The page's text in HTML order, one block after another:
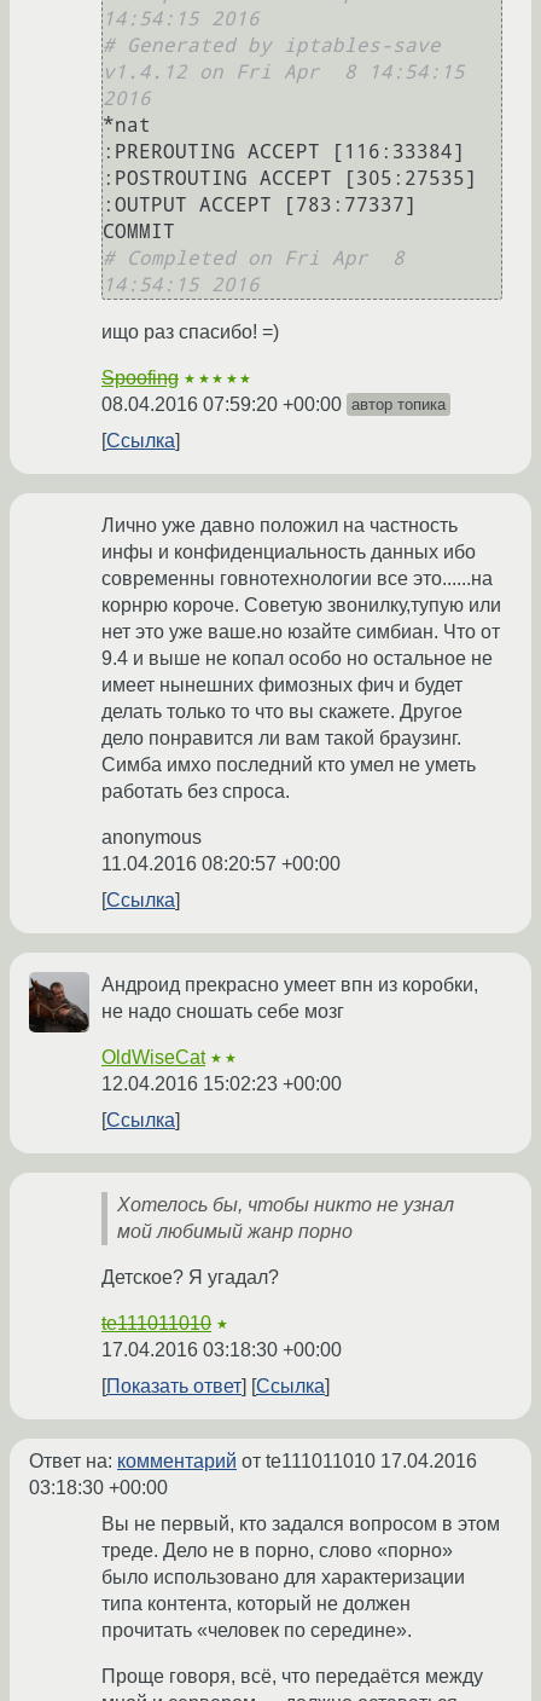
14:54:15 2016
# Generated by iptables-save
v1.4.12 on Fri Apr  8 14:54:15
2016
*nat
:PREROUTING ACCEPT [116:33384]
:POSTROUTING ACCEPT [305:27535]
:OUTPUT ACCEPT [783:77337]
# Completed on Fri Apr  8
14:54:15 2016
ищо раз спасибо! =)
Spoofing ★★★★★
08.04.2016 07:59:20 +00:00 автор топика
Ссылка
Лично уже давно положил на частность
инфы и конфиденциальность данных ибо
современны говнотехнологии все это......на
корнрю короче. Советую звонилку,тупую или
нет это уже ваше.но юзайте симбиан. Что от
9.4 и выше не копал особо но остальное не
имеет нынешних фимозных фич и будет
делать только то что вы скажете. Другое
дело понравится ли вам такой браузинг.
Симба имхо последний кто умел не уметь
работать без спроса.
anonymous
11.04.2016 08:20:57 +00:00
Ссылка
Андроид прекрасно умеет впн из коробки,
не надо сношать себе мозг
OldWiseCat ★★
12.04.2016 15:02:23 +00:00
Ссылка
Хотелось бы, чтобы никто не узнал
мой любимый жанр порно
Детское? Я угадал?
te111011010 ★
17.04.2016 03:18:30 +00:00
Показать ответ
Ссылка
Ответ на: комментарий от te111011010 17.04.2016
03:18:30 +00:00
Вы не первый, кто задался вопросом в этом
треде. Дело не в порно, слово «порно»
было использовано для характеризации
типа контента, который не должен
прочитать «человек по середине».
Проще говоря, всё, что передаётся между